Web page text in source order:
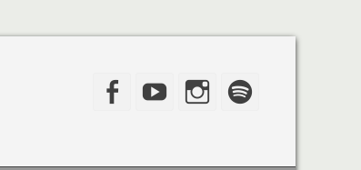
Facebook
YouTubeInstagram